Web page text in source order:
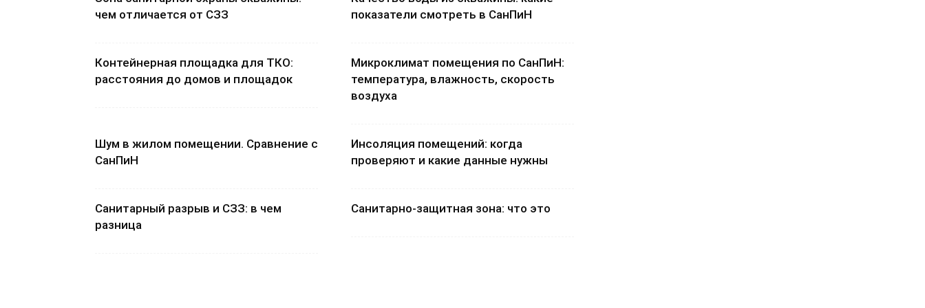
чем отличается от СЗЗ
показатели смотреть в СанПиН
Контейнерная площадка для ТКО:
расстояния до домов и площадок
Микроклимат помещения по СанПиН:
температура, влажность, скорость
воздуха
Шум в жилом помещении. Сравнение с
СанПиН
Инсоляция помещений: когда
проверяют и какие данные нужны
Санитарный разрыв и СЗЗ: в чем
разница
Санитарно-защитная зона: что это